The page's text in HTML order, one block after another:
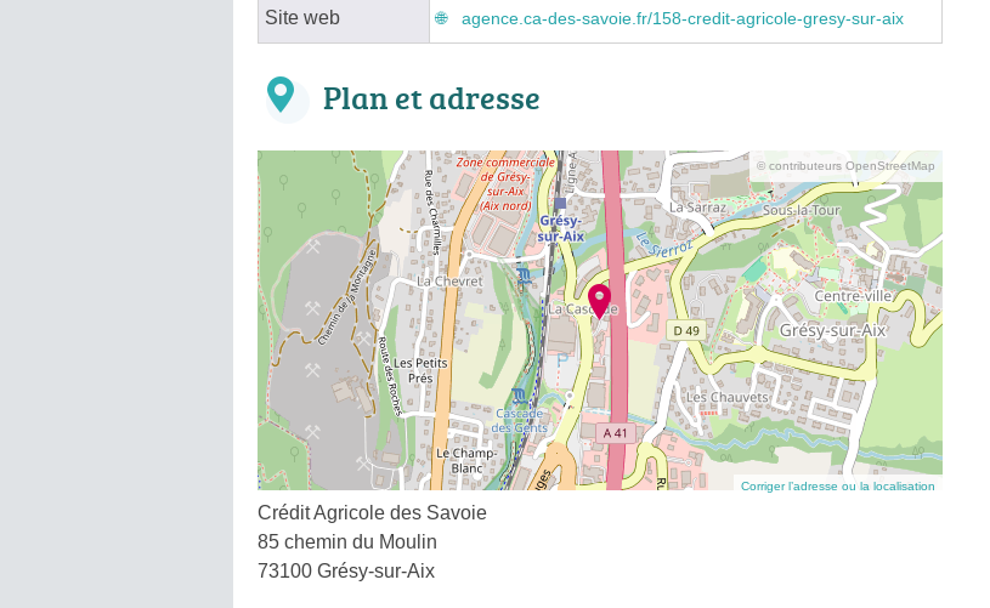
Site web agence.ca-des-savoie.fr/158-credit-agricole-gresy-sur-aix
Plan et adresse
© contributeurs OpenStreetMap
Corriger l’adresse ou la localisation
Crédit Agricole des Savoie
85 chemin du Moulin
73100 Grésy-sur-Aix